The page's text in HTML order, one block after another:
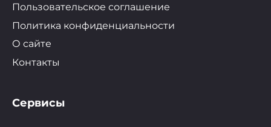
Пользовательское соглашение
Политика конфиденциальности
О сайте
Контакты
Сервисы